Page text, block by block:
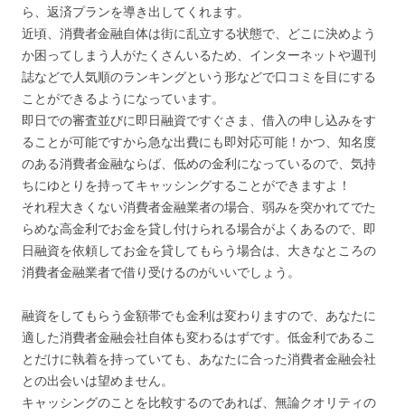
ら、返済プランを導き出してくれます。
近頃、消費者金融自体は街に乱立する状態で、どこに決めよう
か困ってしまう人がたくさんいるため、インターネットや週刊
誌などで人気順のランキングという形などで口コミを目にする
ことができるようになっています。
即日での審査並びに即日融資ですぐさま、借入の申し込みをす
ることが可能ですから急な出費にも即対応可能！かつ、知名度
のある消費者金融ならば、低めの金利になっているので、気持
ちにゆとりを持ってキャッシングすることができますよ！
それ程大きくない消費者金融業者の場合、弱みを突かれてでた
らめな高金利でお金を貸し付けられる場合がよくあるので、即
日融資を依頼してお金を貸してもらう場合は、大きなところの
消費者金融業者で借り受けるのがいいでしょう。
融資をしてもらう金額帯でも金利は変わりますので、あなたに
適した消費者金融会社自体も変わるはずです。低金利であるこ
とだけに執着を持っていても、あなたに合った消費者金融会社
との出会いは望めません。
キャッシングのことを比較するのであれば、無論クオリティの